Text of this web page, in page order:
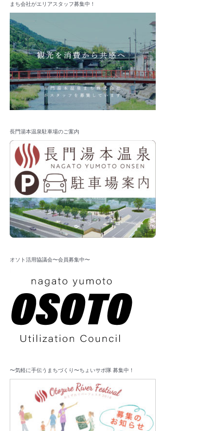
まち会社がエリアスタッフ募集中！
長門湯本温泉駐車場のご案内
オソト活用協議会〜会員募集中〜
〜気軽に手伝うまちづくり〜ちょいサポ隊 募集中！